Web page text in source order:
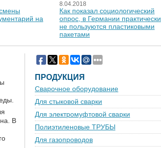
на
8.04.2018
Как показал социологический
опрос, в Германии практически
не пользуются пластиковыми
пакетами
В
ПРОДУКЦИЯ
Сварочное оборудование
Для стыковой сварки
Для электромуфтовой сварки
Полиэтиленовые ТРУБЫ
Для газопроводов